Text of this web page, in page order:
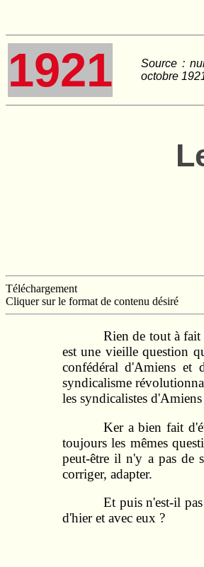
1921
Source :
octobre
Téléchargement
Cliquer sur le format de contenu désiré
Rien de tout à
est une vieille question
confédéral d'Amiens et
syndicalisme
les syndicalistes
Ker a bien fait
toujours les mêmes
peut-être il n'y a pas de
corriger, adapter.
Et puis n'est-il
d'hier et avec eux ?